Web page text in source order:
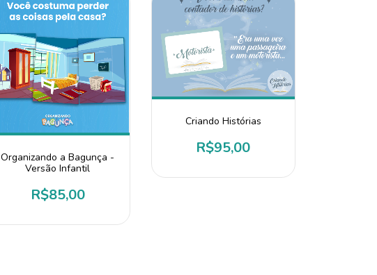
Organizando a Bagunça -
Versão Infantil
R$85,00
Criando Histórias
R$95,00